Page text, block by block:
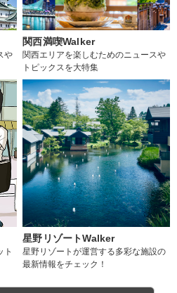
や
関西満喫Walker
関西エリアを楽しむためのニュースや
トピックスを大特集
ト
星野リゾートWalker
星野リゾートが運営する多彩な施設の
最新情報をチェック！